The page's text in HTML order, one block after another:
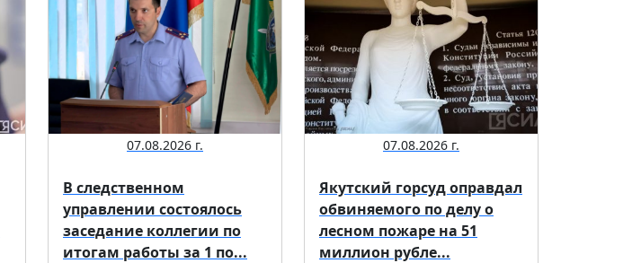
07.08.2026 г.
В следственном
управлении состоялось
заседание коллегии по
итогам работы за 1 по...
07.08.2026 г.
Якутский горсуд оправдал
обвиняемого по делу о
лесном пожаре на 51
миллион рубле...